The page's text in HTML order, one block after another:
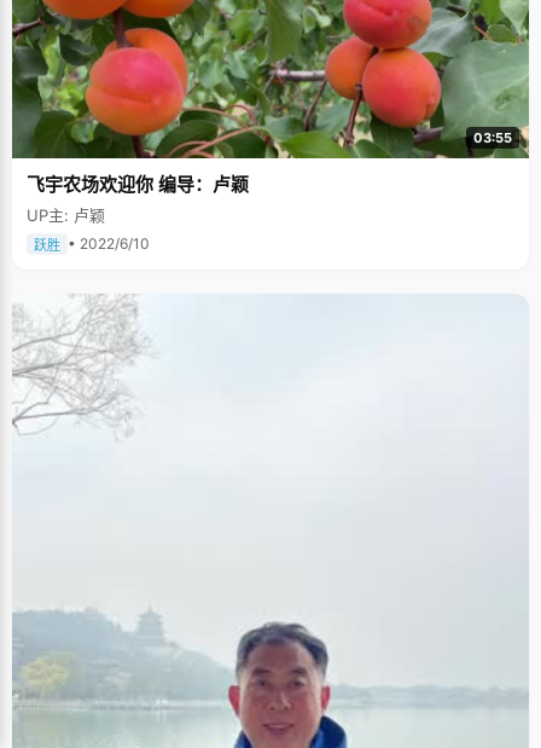
03:55
飞宇农场欢迎你 编导：卢颖
UP主: 卢颖
跃胜 • 2022/6/10